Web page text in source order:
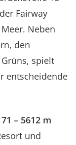
Fairway
Neben
den
spielt
entscheidende
– 5612 m
und